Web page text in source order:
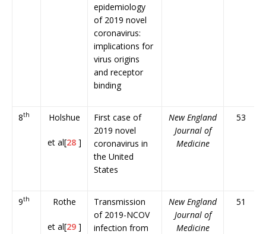
epidemiology
of 2019 novel
coronavirus:
implications for
virus origins
and receptor
binding
8th Holshue
et al[28]
First case of
2019 novel
coronavirus in
the United
States
New England
Journal of
Medicine
53
9th Rothe
et al[29]
Transmission
of 2019-NCOV
infection from
New England
Journal of
Medicine
51